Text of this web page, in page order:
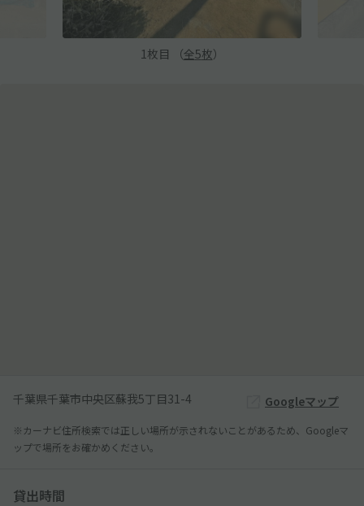
1 枚目 （全5枚）
千葉県千葉市中央区蘇我5丁目31-4 Googleマップ
※カーナビ住所検索では正しい場所が示されないことがあるため、Googleマ
ップで場所をお確かめください。
貸出時間